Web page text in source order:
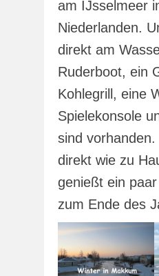
am IJsselmeer
Niederlanden.
direkt am
Ruderboot, ein
Kohlegrill, eine
Spielekonsole
sind
direkt wie zu
genießt ein
zum Ende des